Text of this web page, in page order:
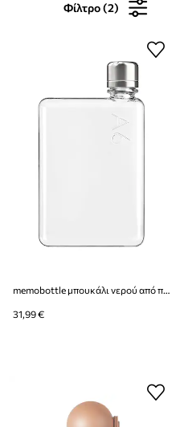
Φίλτρο (2)
memobottle μπουκάλι νερού από πλαστικό A6
31,99 €